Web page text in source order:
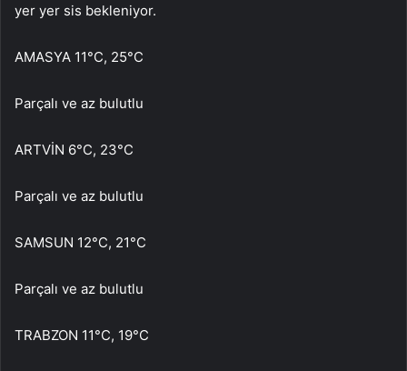
yer yer sis bekleniyor.
AMASYA 11°C, 25°C
Parçalı ve az bulutlu
ARTVİN 6°C, 23°C
Parçalı ve az bulutlu
SAMSUN 12°C, 21°C
Parçalı ve az bulutlu
TRABZON 11°C, 19°C